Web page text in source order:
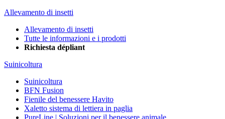
Allevamento di insetti
Allevamento di insetti
Tutte le informazioni e i prodotti
Richiesta dépliant
Suinicoltura
Suinicoltura
BFN Fusion
Fienile del benessere Havito
Xaletto sistema di lettiera in paglia
PureLine | Soluzioni per il benessere animale